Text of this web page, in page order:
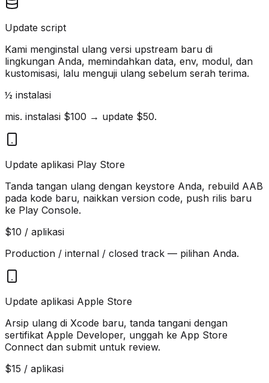
Update script
Kami menginstal ulang versi upstream baru di
lingkungan Anda, memindahkan data, env, modul, dan
kustomisasi, lalu menguji ulang sebelum serah terima.
½ instalasi
mis. instalasi $100 → update $50.
Update aplikasi Play Store
Tanda tangan ulang dengan keystore Anda, rebuild AAB
pada kode baru, naikkan version code, push rilis baru
ke Play Console.
$10 / aplikasi
Production / internal / closed track — pilihan Anda.
Update aplikasi Apple Store
Arsip ulang di Xcode baru, tanda tangani dengan
sertifikat Apple Developer, unggah ke App Store
Connect dan submit untuk review.
$15 / aplikasi